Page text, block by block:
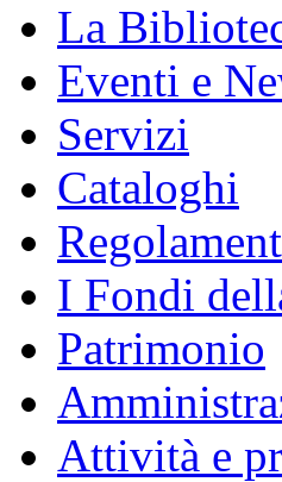
La
Eventi e
Servizi
Cataloghi
I Fondi
Patrimonio
Attività e